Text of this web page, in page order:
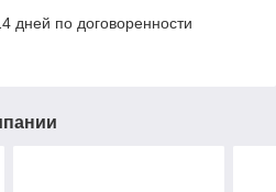
дней по договоренности